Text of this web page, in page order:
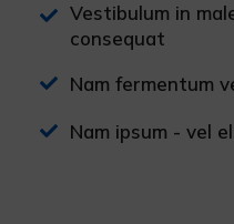
Vestibulum in
consequat
Nam fermentum
Nam ipsum - vel